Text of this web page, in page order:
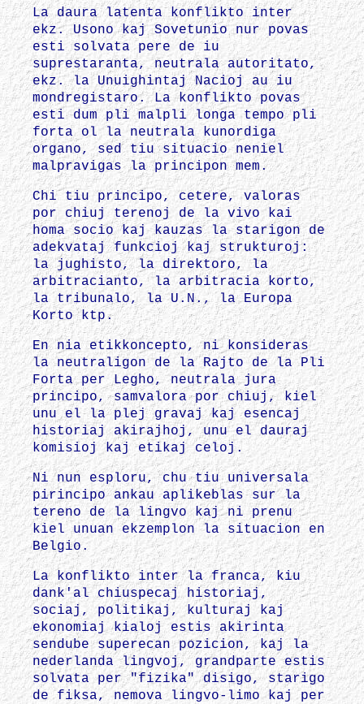
La daura latenta konflikto inter
ekz. Usono kaj Sovetunio nur povas
esti solvata pere de iu
suprestaranta, neutrala autoritato,
ekz. la Unuighintaj Nacioj au iu
mondregistaro. La konflikto povas
esti dum pli malpli longa tempo pli
forta ol la neutrala kunordiga
organo, sed tiu situacio neniel
malpravigas la principon mem.
Chi tiu principo, cetere, valoras
por chiuj terenoj de la vivo kai
homa socio kaj kauzas la starigon de
adekvataj funkcioj kaj strukturoj:
la jughisto, la direktoro, la
arbitracianto, la arbitracia korto,
la tribunalo, la U.N., la Europa
Korto ktp.
En nia etikkoncepto, ni konsideras
la neutraligon de la Rajto de la Pli
Forta per Legho, neutrala jura
principo, samvalora por chiuj, kiel
unu el la plej gravaj kaj esencaj
historiaj akirajhoj, unu el dauraj
komisioj kaj etikaj celoj.
Ni nun esploru, chu tiu universala
pirincipo ankau aplikeblas sur la
tereno de la lingvo kaj ni prenu
kiel unuan ekzemplon la situacion en
Belgio.
La konflikto inter la franca, kiu
dank'al chiuspecaj historiaj,
sociaj, politikaj, kulturaj kaj
ekonomiaj kialoj estis akirinta
sendube superecan pozicion, kaj la
nederlanda lingvoj, grandparte estis
solvata per "fizika" disigo, starigo
de fiksa, nemova lingvo-limo kaj per